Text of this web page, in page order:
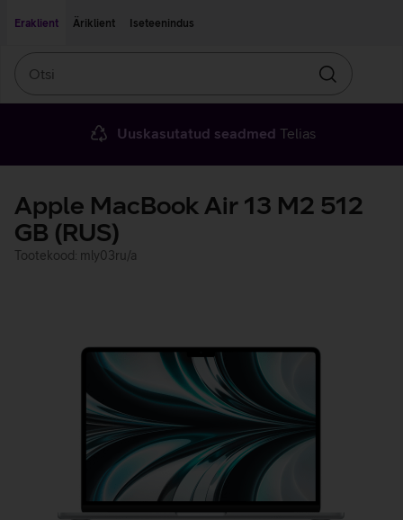
Eraklient
Äriklient Iseteenindus
Otsin
Uuskasutatud seadmed Telias
Apple MacBook Air 13 M2 512
GB (RUS)
Tootekood: mly03ru/a